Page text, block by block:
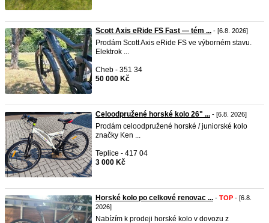
Scott Axis eRide FS Fast — tém ... - [6.8. 2026]
Prodám Scott Axis eRide FS ve výborném stavu.
Elektrok ...
Cheb - 351 34
50 000 Kč
Celoodpružené horské kolo 26" ... - [6.8. 2026]
Prodám celoodpružené horské / juniorské kolo
značky Ken ...
Teplice - 417 04
3 000 Kč
Horské kolo po celkové renovac ... - TOP - [6.8.
2026]
Nabízím k prodeji horské kolo v dovozu z